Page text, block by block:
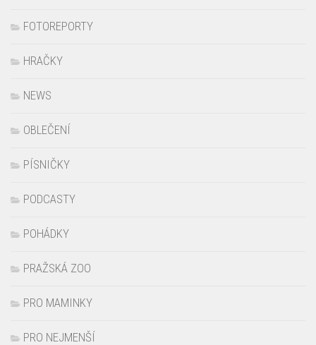
FOTOREPORTY
HRAČKY
NEWS
OBLEČENÍ
PÍSNIČKY
PODCASTY
POHÁDKY
PRAŽSKÁ ZOO
PRO MAMINKY
PRO NEJMENŠÍ